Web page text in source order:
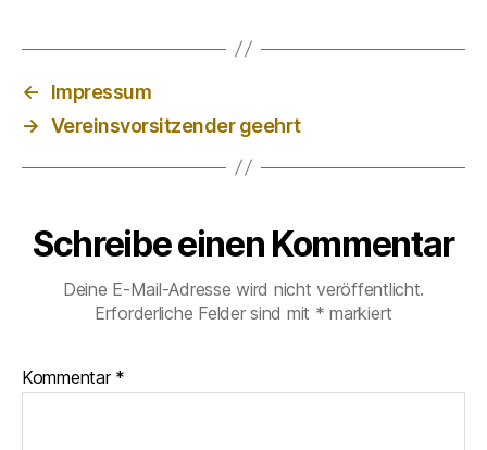
←
Impressum
→ Vereinsvorsitzender geehrt
Schreibe einen Kommentar
Deine E-Mail-Adresse wird nicht veröffentlicht.
Erforderliche Felder sind mit * markiert
Kommentar *